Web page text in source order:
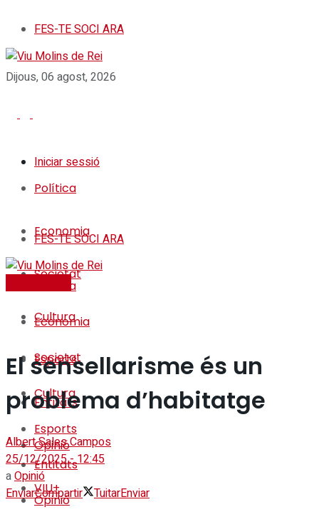
FES-TE SOCI ARA
Dijous, 06 agost, 2026
Iniciar sessió
Política
Economia
Societat
Cultura
Esports
Entitats
Opinió
VIU+
FES-TE SOCI ARA
Política
Economia
Societat
Cultura
Esports
Entitats
Opinió
El sensellarisme és un
problema d’habitatge
Albert Sales Campos
25/12/2025 - 12:45
aOpinió
EnviarCompartir TuitarEnviar